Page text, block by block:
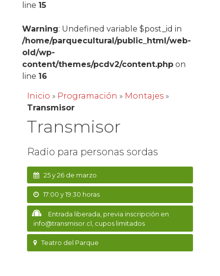
line 15
Warning: Undefined variable $post_id in
/home/parquecultural/public_html/web-
old/wp-
content/themes/pcdv2/content.phpon
line 16
Inicio » Programación » Montajes»
Transmisor
Transmisor
Radio para personas sordas
25 y 26 de marzo
17:00 y 19:30 horas
Entrada liberada, previa inscripción en
info@transmisor.cl, cupos limitados
Teatro del Parque